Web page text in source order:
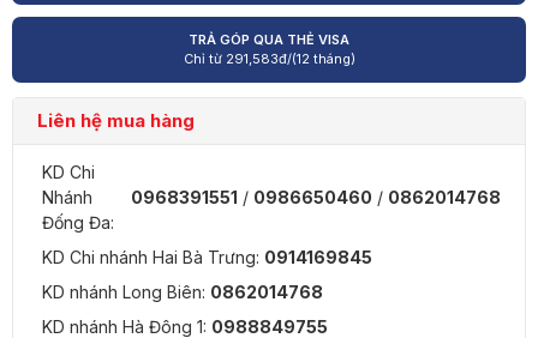
TRẢ GÓP QUA THẺ VISA
Chỉ từ 291,583đ/(12 tháng)
Liên hệ mua hàng
KD Chi
Nhánh
Đống Đa:
0968391551 / 0986650460 / 0862014768
KD Chi nhánh Hai Bà Trưng: 0914169845
KD nhánh Long Biên: 0862014768
KD nhánh Hà Đông 1: 0988849755